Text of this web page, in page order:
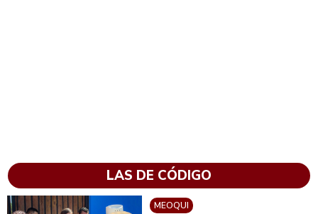
LAS DE CÓDIGO
MEOQUI